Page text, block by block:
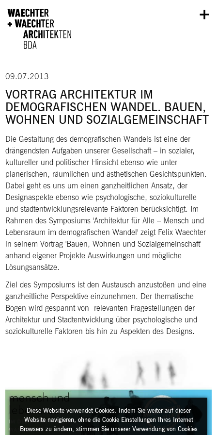
09.07.2013
VORTRAG ARCHITEKTUR IM
DEMOGRAFISCHEN WANDEL. BAUEN,
WOHNEN UND SOZIALGEMEINSCHAFT
Die Gestaltung des demografischen Wandels ist eine der
drängendsten Aufgaben unserer Gesellschaft – in sozialer,
kultureller und politischer Hinsicht ebenso wie unter
planerischen, räumlichen und ästhetischen Gesichtspunkten.
Dabei geht es uns um einen ganzheitlichen Ansatz, der
Designaspekte ebenso wie psychologische, soziokulturelle
und stadtentwicklungsrelevante Faktoren berücksichtigt. Im
Rahmen des Symposiums 'Architektur für Alle – Mensch und
Lebensraum im demografischen Wandel' zeigt Felix Waechter
in seinem Vortrag 'Bauen, Wohnen und Sozialgemeinschaft'
anhand eigener Projekte Auswirkungen und mögliche
Lösungsansätze.
Ziel des Symposiums ist den Austausch anzustoßen und eine
ganzheitliche Perspektive einzunehmen. Der thematische
Bogen wird gespannt von relevanten Fragestellungen der
Architektur und Stadtentwicklung über psychologische und
soziokulturelle Faktoren bis hin zu Aspekten des Designs.
Diese Website verwendet Cookies. Indem Sie weiter auf dieser
Website navigieren, ohne die Cookie Einstellungen Ihres Internet
Browsers zu ändern, stimmen Sie unserer Verwendung von Cookies